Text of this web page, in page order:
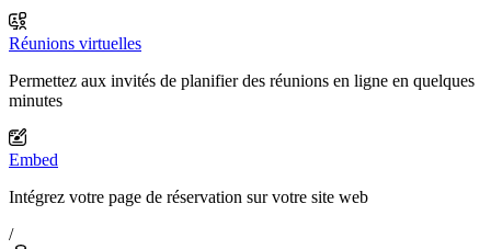
Réunions virtuelles
Permettez aux invités de planifier des réunions en ligne en quelques
minutes
Embed
Intégrez votre page de réservation sur votre site web
/